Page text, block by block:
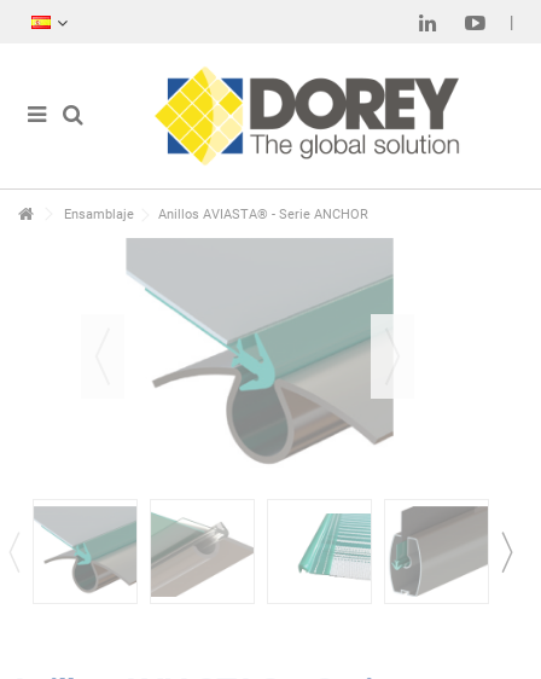
Ensamblaje Anillos AVIASTA® - Serie ANCHOR